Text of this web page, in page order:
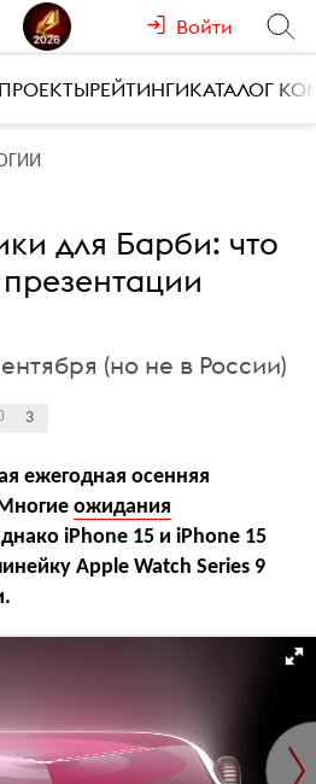
Войти
РЕЙТИНГИКАТАЛОГ
для Барби: что
(но не в России)
3
ежегодная осенняя
ожидания
iPhone 15 и iPhone 15
Apple Watch Series 9